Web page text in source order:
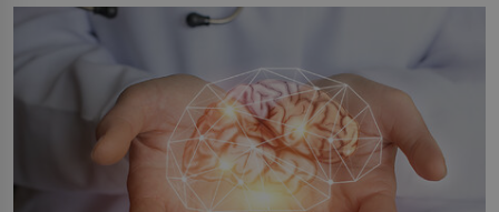
Předškolní věk je